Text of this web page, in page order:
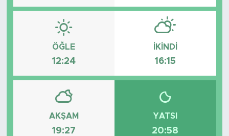
ÖĞLE
12:24
İKINDI
16:15
AKŞAM
19:27
YATSI
20:58